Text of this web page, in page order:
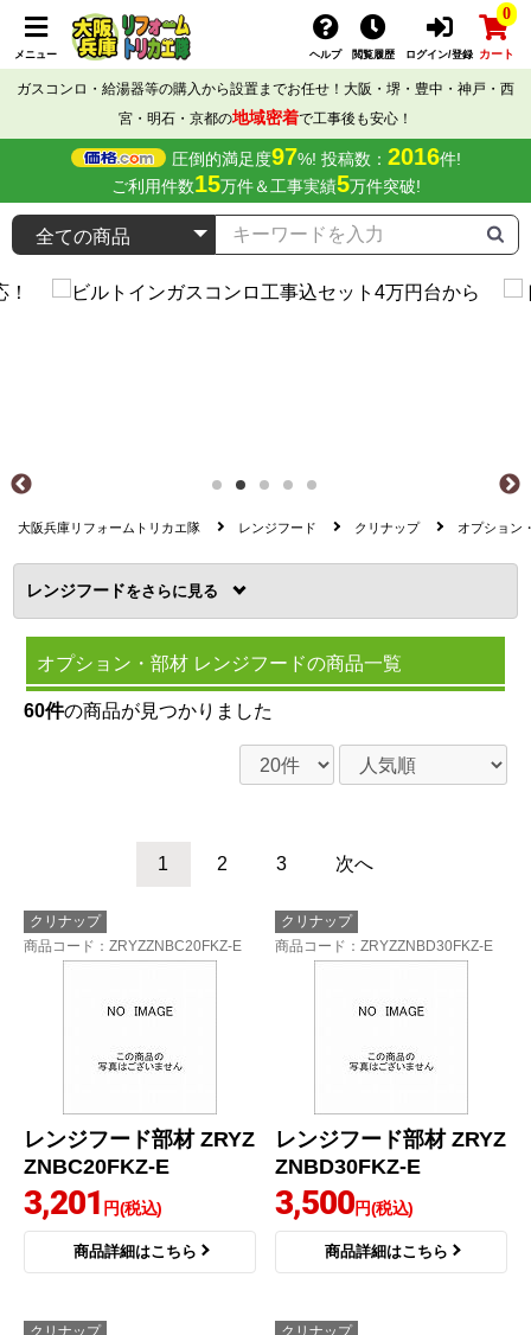
メニュー ヘルプ 閲覧履歴 ログイン/登録
0
カート
ガスコンロ・給湯器等の購入から設置までお任せ！大阪・堺・豊中・神戸・西
宮・明石・京都の地域密着で工事後も安心！
圧倒的満足度97%! 投稿数： 2016件!
ご利用件数15万件＆工事実績5万件突破!
大阪兵庫リフォームトリカエ隊 レンジフード クリナップ オプション
レンジフードを
オプション・部材 レンジフードの商品一覧
60件の商品が見つかりました
1 2 3 次へ
クリナップ
商品コード ：ZRYZZNBC20FKZ-E
レンジフード部材 ZRYZ
ZNBC20FKZ-E
3,201 円(税込)
商品詳細はこちら
クリナップ
商品コード ：ZRYZZNBD30FKZ-E
レンジフード部材 ZRYZ
ZNBD30FKZ-E
3,500円(税込)
商品詳細はこちら